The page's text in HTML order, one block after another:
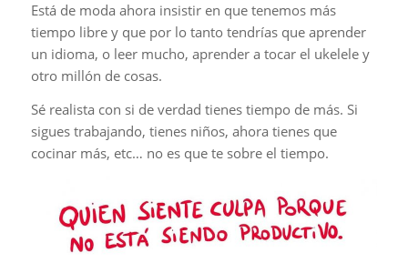
Está de moda ahora insistir en que tenemos más
tiempo libre y que por lo tanto tendrías que aprender
un idioma, o leer mucho, aprender a tocar el ukelele y
otro millón de cosas.
Sé realista con si de verdad tienes tiempo de más. Si
sigues trabajando, tienes niños, ahora tienes que
cocinar más, etc… no es que te sobre el tiempo.